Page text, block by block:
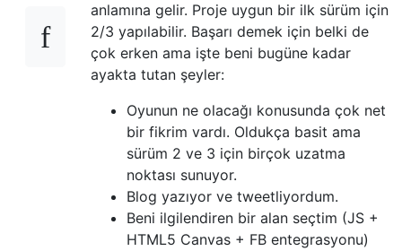
anlamına gelir. Proje uygun bir ilk sürüm için
2/3 yapılabilir. Başarı demek için belki de
çok erken ama işte beni bugüne kadar
ayakta tutan şeyler:
Oyunun ne olacağı konusunda çok net
bir fikrim vardı. Oldukça basit ama
sürüm 2 ve 3 için birçok uzatma
noktası sunuyor.
Blog yazıyor ve tweetliyordum.
Beni ilgilendiren bir alan seçtim (JS +
HTML5 Canvas + FB entegrasyonu)